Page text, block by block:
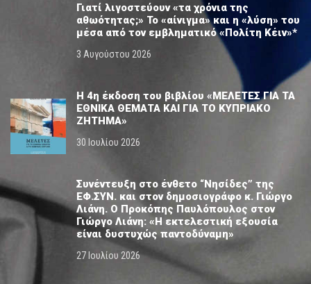
Γιατί λιγοστεύουν «τα χρόνια της
αθωότητας;» Το «αίνιγμα» και η «λύση» του
μέσα από τον εμβληματικό «Πολίτη Κέιν»*
3 Αυγούστου 2026
Η 4η έκδοση του βιβλίου «ΜΕΛΕΤΕΣ ΓΙΑ ΤΑ
ΕΘΝΙΚΑ ΘΕΜΑΤΑ ΚΑΙ ΓΙΑ ΤΟ ΚΥΠΡΙΑΚΟ
ΖΗΤΗΜΑ»
30 Ιουλίου 2026
Συνέντευξη στο ένθετο “Νησίδες” της
ΕΦ.ΣΥΝ. και στον δημοσιογράφο κ. Γιώργο
Λιάνη. Ο Προκόπης Παυλόπουλος στον
Γιώργο Λιάνη: «Η εκτελεστική εξουσία
είναι δυστυχώς παντοδύναμη»
27 Ιουλίου 2026